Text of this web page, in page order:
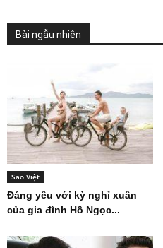
Bài ngẫu nhiên
Sao Việt
Đáng yêu với kỳ nghỉ xuân
của gia đình Hồ Ngọc...